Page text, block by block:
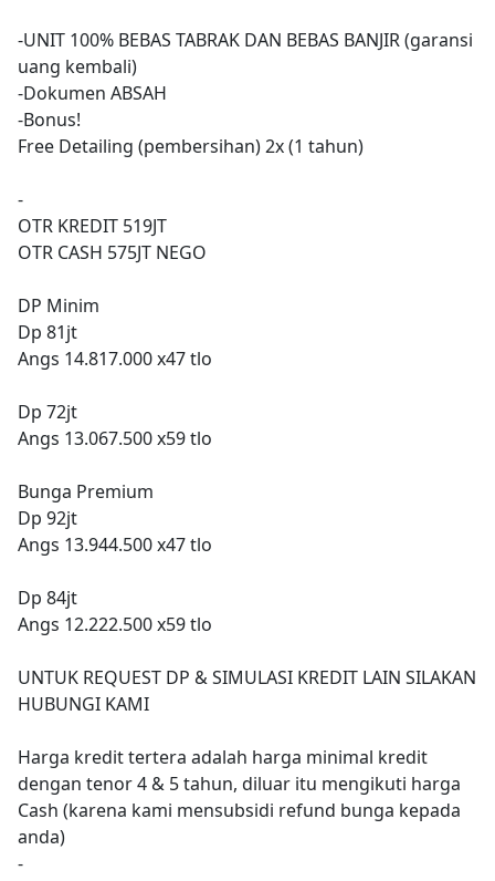
-UNIT 100% BEBAS TABRAK DAN BEBAS BANJIR (garansi
uang kembali)
-Dokumen ABSAH
-Bonus!
Free Detailing (pembersihan) 2x (1 tahun)
-
OTR KREDIT 519JT
OTR CASH 575JT NEGO
DP Minim
Dp 81jt
Angs 14.817.000 x47 tlo
Dp 72jt
Angs 13.067.500 x59 tlo
Bunga Premium
Dp 92jt
Angs 13.944.500 x47 tlo
Dp 84jt
Angs 12.222.500 x59 tlo
UNTUK REQUEST DP & SIMULASI KREDIT LAIN SILAKAN
HUBUNGI KAMI
Harga kredit tertera adalah harga minimal kredit
dengan tenor 4 & 5 tahun, diluar itu mengikuti harga
Cash (karena kami mensubsidi refund bunga kepada
anda)
-